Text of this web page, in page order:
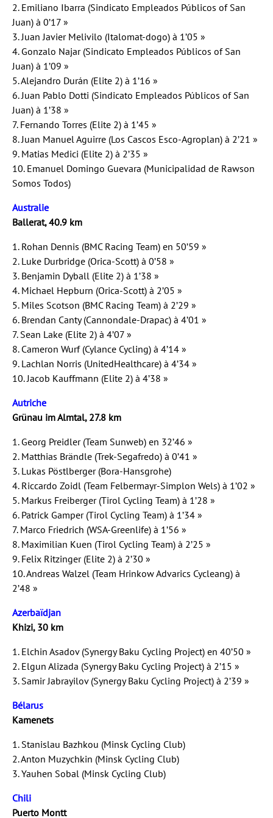
2. Emiliano Ibarra (Sindicato Empleados Públicos of San
Juan) à 0’17 »
3. Juan Javier Melivilo (Italomat-dogo) à 1’05 »
4. Gonzalo Najar (Sindicato Empleados Públicos of San
Juan) à 1’09 »
5. Alejandro Durán (Elite 2) à 1’16 »
6. Juan Pablo Dotti (Sindicato Empleados Públicos of San
Juan) à 1’38 »
7. Fernando Torres (Elite 2) à 1’45 »
8. Juan Manuel Aguirre (Los Cascos Esco-Agroplan) à 2’21 »
9. Matias Medici (Elite 2) à 2’35 »
10. Emanuel Domingo Guevara (Municipalidad de Rawson
Somos Todos)
Australie
Ballerat, 40.9 km
1. Rohan Dennis (BMC Racing Team) en 50’59 »
2. Luke Durbridge (Orica-Scott) à 0’58 »
3. Benjamin Dyball (Elite 2) à 1’38 »
4. Michael Hepburn (Orica-Scott) à 2’05 »
5. Miles Scotson (BMC Racing Team) à 2’29 »
6. Brendan Canty (Cannondale-Drapac) à 4’01 »
7. Sean Lake (Elite 2) à 4’07 »
8. Cameron Wurf (Cylance Cycling) à 4’14 »
9. Lachlan Norris (UnitedHealthcare) à 4’34 »
10. Jacob Kauffmann (Elite 2) à 4’38 »
Autriche
Grünau im Almtal, 27.8 km
1. Georg Preidler (Team Sunweb) en 32’46 »
2. Matthias Brändle (Trek-Segafredo) à 0’41 »
3. Lukas Pöstlberger (Bora-Hansgrohe)
4. Riccardo Zoidl (Team Felbermayr-Simplon Wels) à 1’02 »
5. Markus Freiberger (Tirol Cycling Team) à 1’28 »
6. Patrick Gamper (Tirol Cycling Team) à 1’34 »
7. Marco Friedrich (WSA-Greenlife) à 1’56 »
8. Maximilian Kuen (Tirol Cycling Team) à 2’25 »
9. Felix Ritzinger (Elite 2) à 2’30 »
10. Andreas Walzel (Team Hrinkow Advarics Cycleang) à
2’48 »
Azerbaïdjan
Khizi, 30 km
1. Elchin Asadov (Synergy Baku Cycling Project) en 40’50 »
2. Elgun Alizada (Synergy Baku Cycling Project) à 2’15 »
3. Samir Jabrayilov (Synergy Baku Cycling Project) à 2’39 »
Bélarus
Kamenets
1. Stanislau Bazhkou (Minsk Cycling Club)
2. Anton Muzychkin (Minsk Cycling Club)
3. Yauhen Sobal (Minsk Cycling Club)
Chili
Puerto Montt